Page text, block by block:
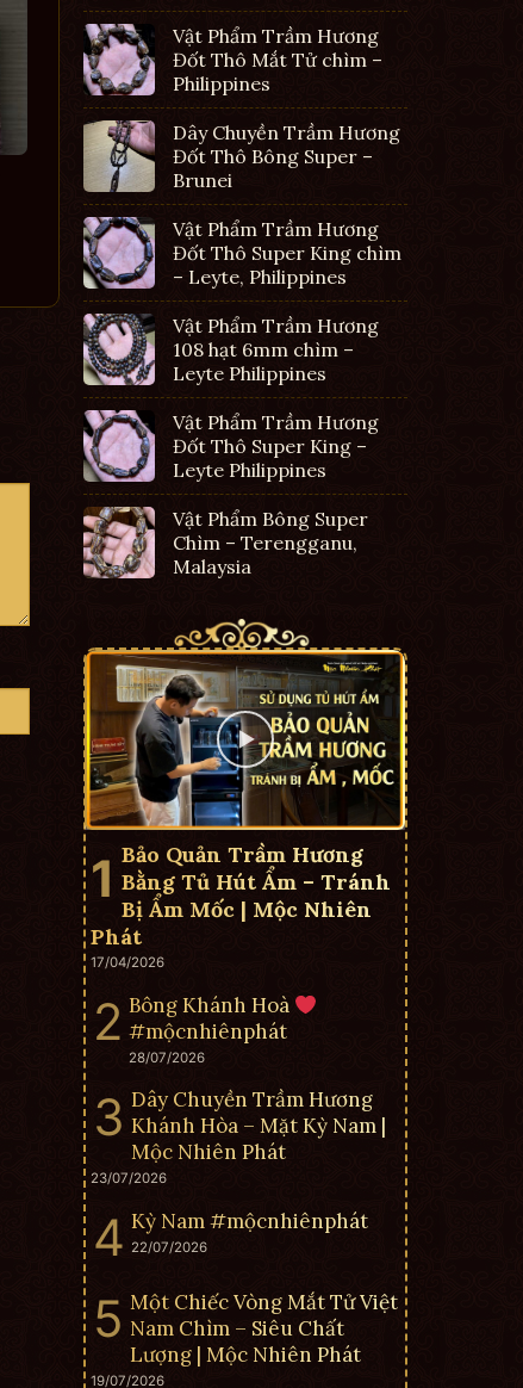
Vật Phẩm Trầm Hương
Đốt Thô Mắt Tử chìm –
Philippines
Dây Chuyền Trầm Hương
Đốt Thô Bông Super –
Brunei
Vật Phẩm Trầm Hương
Đốt Thô Super King chìm
– Leyte, Philippines
Vật Phẩm Trầm Hương
108 hạt 6mm chìm –
Leyte Philippines
Vật Phẩm Trầm Hương
Đốt Thô Super King –
Leyte Philippines
Vật Phẩm Bông Super
Chìm – Terengganu,
Malaysia
Bảo Quản Trầm Hương
Bằng Tủ Hút Ẩm – Tránh
Bị Ẩm Mốc | Mộc Nhiên
Phát
17/04/2026
Bông Khánh Hoà
#mộcnhiênphát
28/07/2026
Dây Chuyền Trầm Hương
Khánh Hòa – Mặt Kỳ Nam |
Mộc Nhiên Phát
23/07/2026
Kỳ Nam #mộcnhiênphát
22/07/2026
Một Chiếc Vòng Mắt Tử Việt
Nam Chìm – Siêu Chất
Lượng | Mộc Nhiên Phát
19/07/2026